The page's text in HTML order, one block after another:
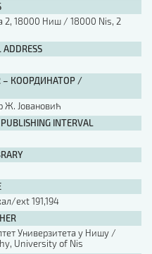
2, 18000 Ниш / 18000 Nis, 2
– КООРДИНАТОР /
Ж. Јовановић
INTERVAL
ext 191,194
Универзитета у Нишу /
University of Nis